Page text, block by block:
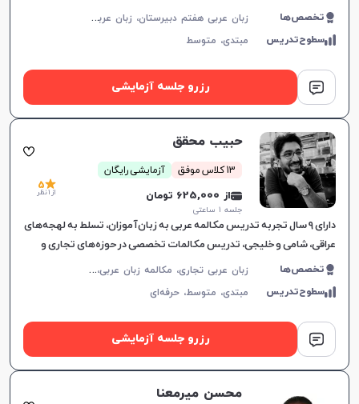
آموزش زبان.
تخصص‌ها ز
بان عربی هفتم دبیرستان، زبان عربی هشتم دبیرستان، زبان عربی نهم دبیرستان، زبان عربی دهم دبیرستان، زبان عربی یازدهم دبیرستان، زبان عربی دوازدهم دبیرستان، زبان عربی کنکور سراسری
سطوح‌تدریس مبتدی، متوسط
رزرو جلسه آزمایشی
حبیب محقق
13 کلاس موفق آزمایشی رایگان
از 625,000 تومان
جلسه ۱ ساعتی
5
از 1 نظر
دارای ۹ سال تجربه تدریس مکالمه عربی به زبان‌آموزان، تسلط به لهجه‌های
عراقی، شامی و خلیجی، تدریس مکالمات تخصصی در حوزه‌های تجاری و
حقوقی.تخصص‌ها ز
بان عربی تجاری، مکالمه زبان عربی، لهجه عراقی، لهجه سوری، عربی فصیح، لهجه لبنانی
سطوح‌تدریس مبتدی، متوسط،حرفه‌ای
رزرو جلسه آزمایشی
محسن میرمعنا